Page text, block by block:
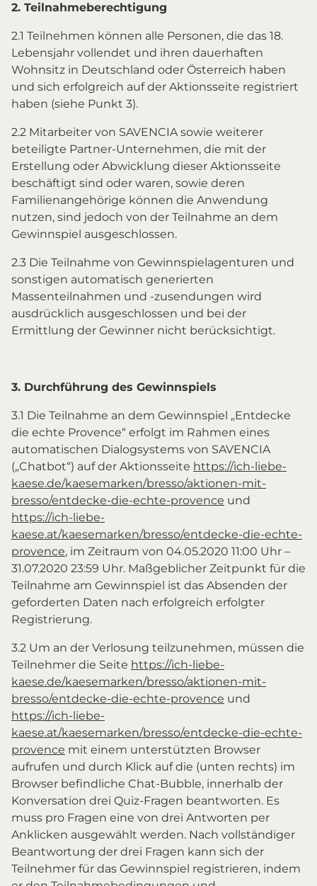
2. Teilnahmeberechtigung
2.1 Teilnehmen können alle Personen, die das 18.
Lebensjahr vollendet und ihren dauerhaften
Wohnsitz in Deutschland oder Österreich haben
und sich erfolgreich auf der Aktionsseite registriert
haben (siehe Punkt 3).
2.2 Mitarbeiter von SAVENCIA sowie weiterer
beteiligte Partner-Unternehmen, die mit der
Erstellung oder Abwicklung dieser Aktionsseite
beschäftigt sind oder waren, sowie deren
Familienangehörige können die Anwendung
nutzen, sind jedoch von der Teilnahme an dem
Gewinnspiel ausgeschlossen.
2.3 Die Teilnahme von Gewinnspielagenturen und
sonstigen automatisch generierten
Massenteilnahmen und -zusendungen wird
ausdrücklich ausgeschlossen und bei der
Ermittlung der Gewinner nicht berücksichtigt.
3. Durchführung des Gewinnspiels
3.1 Die Teilnahme an dem Gewinnspiel „Entdecke
die echte Provence“ erfolgt im Rahmen eines
automatischen Dialogsystems von SAVENCIA
(„Chatbot“) auf der Aktionsseite https://ich-liebe-
kaese.de/kaesemarken/bresso/aktionen-mit-
bresso/entdecke-die-echte-provence und
https://ich-liebe-
kaese.at/kaesemarken/bresso/entdecke-die-echte-
provence, im Zeitraum von 04.05.2020 11:00 Uhr –
31.07.2020 23:59 Uhr. Maßgeblicher Zeitpunkt für die
Teilnahme am Gewinnspiel ist das Absenden der
geforderten Daten nach erfolgreich erfolgter
Registrierung.
3.2 Um an der Verlosung teilzunehmen, müssen die
Teilnehmer die Seite https://ich-liebe-
kaese.de/kaesemarken/bresso/aktionen-mit-
bresso/entdecke-die-echte-provence und
https://ich-liebe-
kaese.at/kaesemarken/bresso/entdecke-die-echte-
provence mit einem unterstützten Browser
aufrufen und durch Klick auf die (unten rechts) im
Browser befindliche Chat-Bubble, innerhalb der
Konversation drei Quiz-Fragen beantworten. Es
muss pro Fragen eine von drei Antworten per
Anklicken ausgewählt werden. Nach vollständiger
Beantwortung der drei Fragen kann sich der
Teilnehmer für das Gewinnspiel registrieren, indem